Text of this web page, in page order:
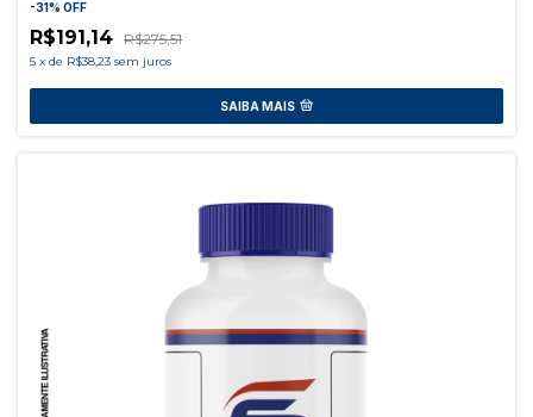
-31% OFF
R$191,14 R$275,51
5 x de R$38,23 sem juros
SAIBA MAIS